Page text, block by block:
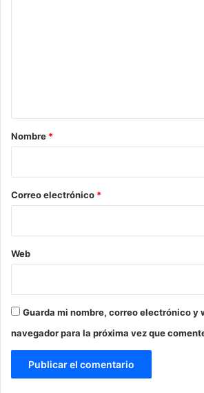
r
*
Nombre *
Correo electrónico *
Web
Guarda mi nombre, correo electrónico y
navegador para la próxima vez que